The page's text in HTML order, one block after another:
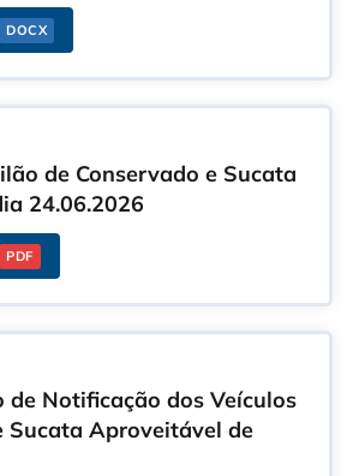
DOCX
de Conservado e Sucata
24.06.2026
PDF
de Notificação dos Veículos
Sucata Aproveitável de